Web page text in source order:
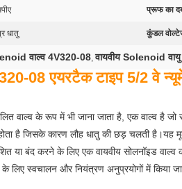
प्रूफ का
धातु कुंडल
वाल्व 4V320-08,वायवीय Solenoid वायु
08 एयरटैक टाइप 5/2 वे
वाल्व के रूप में भी जाना जाता है, एक वाल्व है
है जिसके कारण लौह धातु की छड़ चलती है।यह
या बंद करने के लिए एक वायवीय सोलनॉइड
लिए स्वचालन और नियंत्रण अनुप्रयोगों में किया